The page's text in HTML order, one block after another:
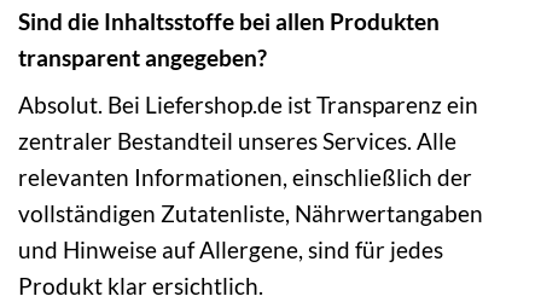
Sind die Inhaltsstoffe bei allen Produkten
transparent angegeben?
Absolut. Bei Liefershop.de ist Transparenz ein
zentraler Bestandteil unseres Services. Alle
relevanten Informationen, einschließlich der
vollständigen Zutatenliste, Nährwertangaben
und Hinweise auf Allergene, sind für jedes
Produkt klar ersichtlich.